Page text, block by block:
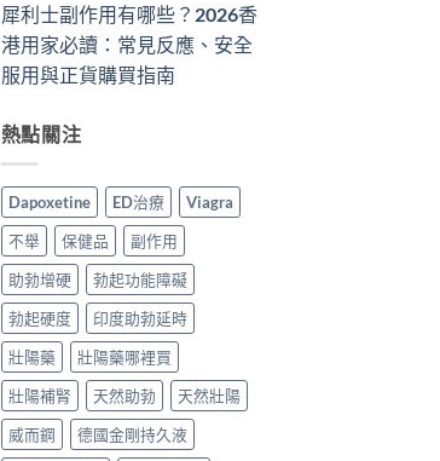
犀利士副作用有哪些？2026香
港用家必讀：常見反應、安全
服用與正貨購買指南
熱點關注
Dapoxetine ED治療
Viagra
不舉
保健品
副作用
助勃增硬
勃起功能障礙
勃起硬度
印度助勃延時
壯陽藥
壯陽藥哪裡買
壯陽補腎
天然助勃
天然壯陽
威而鋼
德國金剛持久液